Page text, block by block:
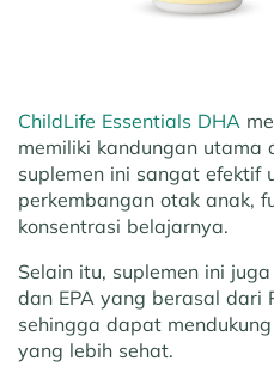
ChildLife Essentials DHA
memiliki kandungan utama
suplemen ini sangat efektif
perkembangan otak anak,
konsentrasi belajarnya.
Selain itu, suplemen ini
dan EPA yang berasal dari
sehingga dapat
yang lebih sehat.